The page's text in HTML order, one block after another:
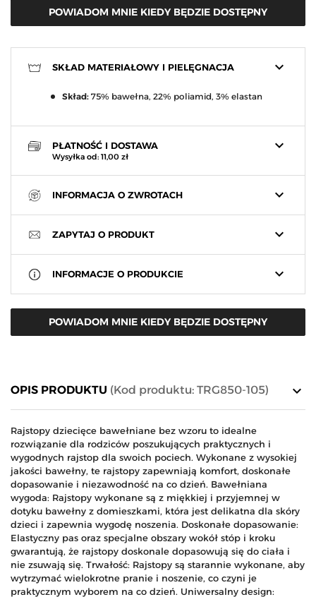
POWIADOM MNIE KIEDY BĘDZIE DOSTĘPNY
keyboard_arrow_down
SKŁAD MATERIAŁOWY I PIELĘGNACJA
Skład: 75% bawełna, 22% poliamid, 3% elastan
keyboard_arrow_down
PŁATNOŚĆ I DOSTAWA
Wysyłka od: 11,00 zł
keyboard_arrow_down
INFORMACJA O ZWROTACH
keyboard_arrow_down
ZAPYTAJ O PRODUKT
keyboard_arrow_down
INFORMACJE O PRODUKCIE
POWIADOM MNIE KIEDY BĘDZIE DOSTĘPNY
keyboard_arrow_down
OPIS PRODUKTU (Kod produktu: TRG850-105)
Rajstopy dziecięce bawełniane bez wzoru to idealne
rozwiązanie dla rodziców poszukujących praktycznych i
wygodnych rajstop dla swoich pociech. Wykonane z wysokiej
jakości bawełny, te rajstopy zapewniają komfort, doskonałe
dopasowanie i niezawodność na co dzień. Bawełniana
wygoda: Rajstopy wykonane są z miękkiej i przyjemnej w
dotyku bawełny z domieszkami, która jest delikatna dla skóry
dzieci i zapewnia wygodę noszenia. Doskonałe dopasowanie:
Elastyczny pas oraz specjalne obszary wokół stóp i kroku
gwarantują, że rajstopy doskonale dopasowują się do ciała i
nie zsuwają się. Trwałość: Rajstopy są starannie wykonane, aby
wytrzymać wielokrotne pranie i noszenie, co czyni je
praktycznym wyborem na co dzień. Uniwersalny design: